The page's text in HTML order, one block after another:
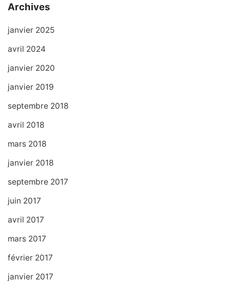
Archives
janvier 2025
avril 2024
janvier 2020
janvier 2019
septembre 2018
avril 2018
mars 2018
janvier 2018
septembre 2017
juin 2017
avril 2017
mars 2017
février 2017
janvier 2017